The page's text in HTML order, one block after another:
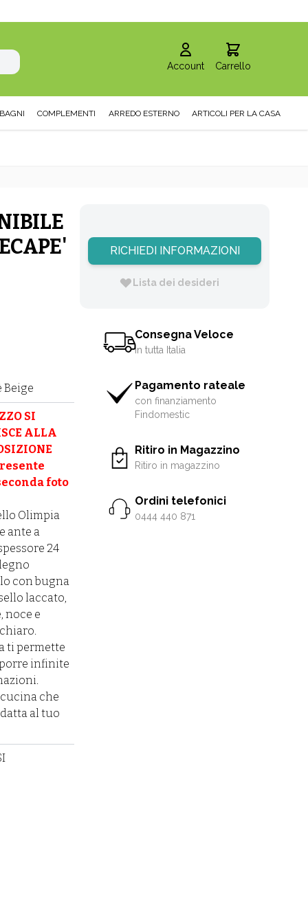
Account Carrello
BAGNI COMPLEMENTI ARREDO ESTERNO ARTICOLI PER LA CASA
Beige
SI
ALLA
foto
Olimpia
ante a
24
con bugna
laccato,
noce e
ti permette
infinite
cucina che
al tuo
RICHIEDI INFORMAZIONI
Lista dei desideri
Consegna Veloce
in tutta Italia
Pagamento rateale
con finanziamento
Findomestic
Ritiro in Magazzino
Ritiro in magazzino
Ordini telefonici
0444 440 871